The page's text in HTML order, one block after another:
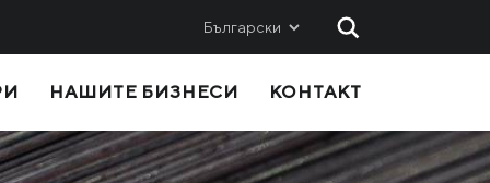
Metinvest SMC
Български
НАШИТЕ БИЗНЕСИ КОНТАКТ